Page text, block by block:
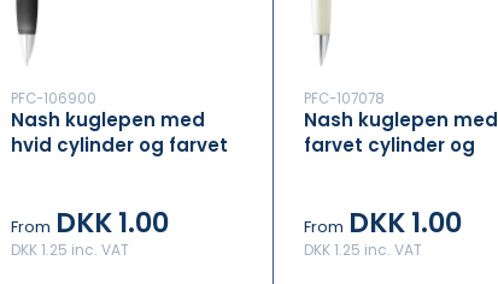
PFC-106900
Nash kuglepen med
hvid cylinder og farvet
From DKK 1.00
DKK 1.25 inc. VAT
PFC-107078
Nash kuglepen med
farvet cylinder og
From DKK 1.00
DKK 1.25 inc. VAT